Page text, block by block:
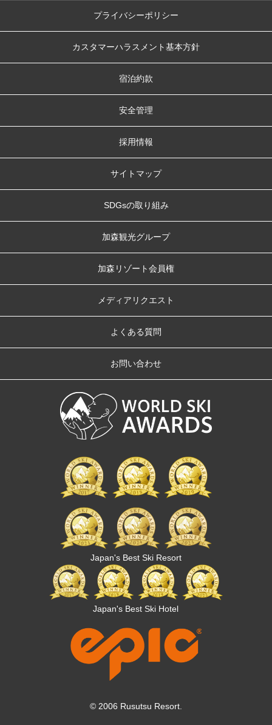
Japan's Best Ski Resort
Japan's Best Ski Hotel
プライバシーポリシー
カスタマーハラスメント基本方針
宿泊約款
安全管理
採用情報
サイトマップ
SDGsの取り組み
加森観光グループ
加森リゾート会員権
メディアリクエスト
よくある質問
お問い合わせ
© 2006 Rusutsu Resort.